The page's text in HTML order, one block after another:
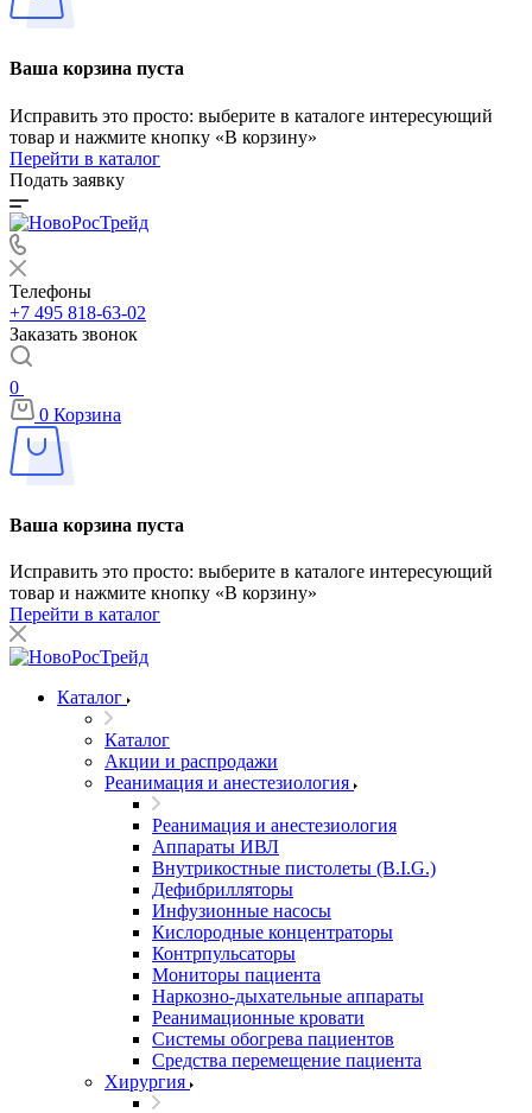
Ваша корзина пуста
Исправить это просто: выберите в каталоге интересующий
товар и нажмите кнопку «В корзину»
Перейти в каталог
Подать заявку
Телефоны
+7 495 818-63-02
Заказать звонок
0
0 Корзина
Ваша корзина пуста
Исправить это просто: выберите в каталоге интересующий
товар и нажмите кнопку «В корзину»
Перейти в каталог
Каталог
Каталог
Акции и распродажи
Реанимация и анестезиология
Реанимация и анестезиология
Аппараты ИВЛ
Внутрикостные пистолеты (B.I.G.)
Дефибрилляторы
Инфузионные насосы
Кислородные концентраторы
Контрпульсаторы
Мониторы пациента
Наркозно-дыхательные аппараты
Реанимационные кровати
Системы обогрева пациентов
Средства перемещение пациента
Хирургия